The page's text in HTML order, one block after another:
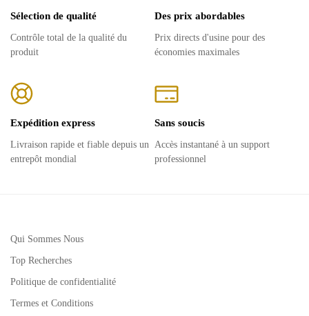
Sélection de qualité
Contrôle total de la qualité du
produit
Des prix abordables
Prix ​​directs d'usine pour des
économies maximales
Expédition express
Livraison rapide et fiable depuis un
entrepôt mondial
Sans soucis
Accès instantané à un support
professionnel
Qui Sommes Nous
Top Recherches
Politique de confidentialité
Termes et Conditions